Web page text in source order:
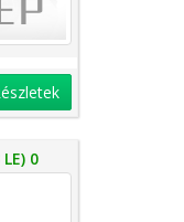
0